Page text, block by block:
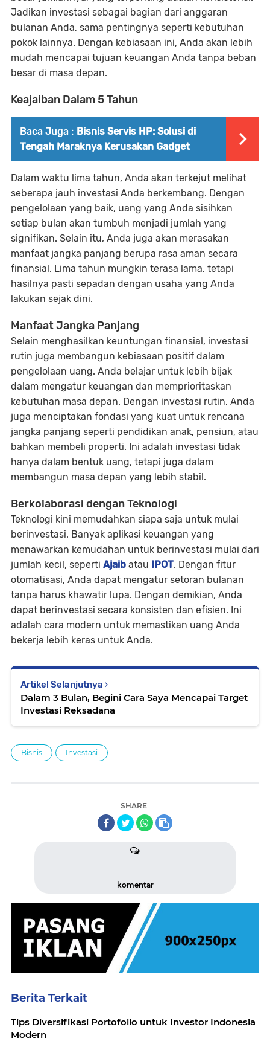
Jadikan investasi sebagai bagian dari anggaran
bulanan Anda, sama pentingnya seperti kebutuhan
pokok lainnya. Dengan kebiasaan ini, Anda akan lebih
mudah mencapai tujuan keuangan Anda tanpa beban
besar di masa depan.
Keajaiban Dalam 5 Tahun
Baca Juga : Bisnis Servis HP: Solusi di
Tengah Maraknya Kerusakan Gadget
Dalam waktu lima tahun, Anda akan terkejut melihat
seberapa jauh investasi Anda berkembang. Dengan
pengelolaan yang baik, uang yang Anda sisihkan
setiap bulan akan tumbuh menjadi jumlah yang
signifikan. Selain itu, Anda juga akan merasakan
manfaat jangka panjang berupa rasa aman secara
finansial. Lima tahun mungkin terasa lama, tetapi
hasilnya pasti sepadan dengan usaha yang Anda
lakukan sejak dini.
Manfaat Jangka Panjang
Selain menghasilkan keuntungan finansial, investasi
rutin juga membangun kebiasaan positif dalam
pengelolaan uang. Anda belajar untuk lebih bijak
dalam mengatur keuangan dan memprioritaskan
kebutuhan masa depan. Dengan investasi rutin, Anda
juga menciptakan fondasi yang kuat untuk rencana
jangka panjang seperti pendidikan anak, pensiun, atau
bahkan membeli properti. Ini adalah investasi tidak
hanya dalam bentuk uang, tetapi juga dalam
membangun masa depan yang lebih stabil.
Berkolaborasi dengan Teknologi
Teknologi kini memudahkan siapa saja untuk mulai
berinvestasi. Banyak aplikasi keuangan yang
menawarkan kemudahan untuk berinvestasi mulai dari
jumlah kecil, seperti Ajaib atau IPOT. Dengan fitur
otomatisasi, Anda dapat mengatur setoran bulanan
tanpa harus khawatir lupa. Dengan demikian, Anda
dapat berinvestasi secara konsisten dan efisien. Ini
adalah cara modern untuk memastikan uang Anda
bekerja lebih keras untuk Anda.
Artikel Selanjutnya
Dalam 3 Bulan, Begini Cara Saya Mencapai Target
Investasi Reksadana
Bisnis Investasi
SHARE
komentar
Berita Terkait
Tips Diversifikasi Portofolio untuk Investor Indonesia
Modern